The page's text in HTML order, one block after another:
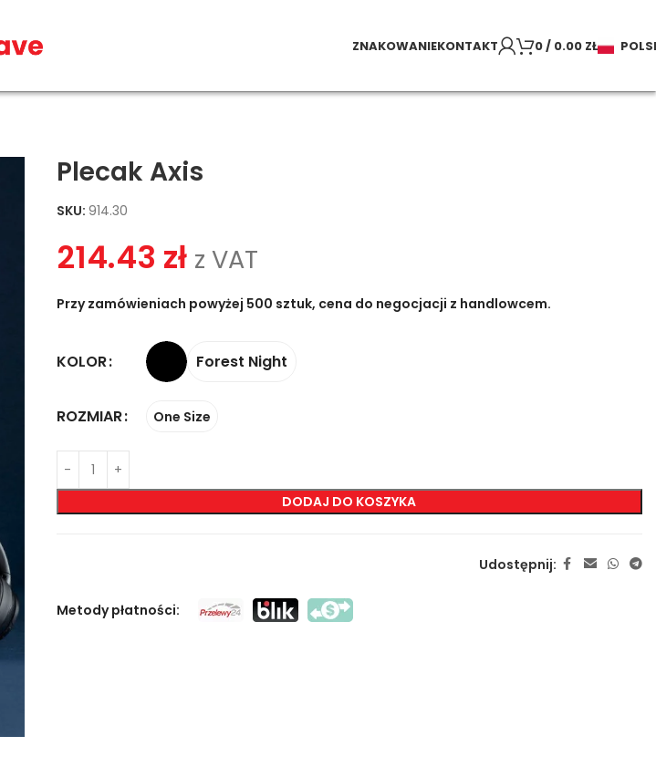
ZNAKOWANIE
Sitodruk Transferowy
KONTAKT 0/ 0.00 ZŁ
Plecak Axis
SKU: 914.30
214.43 zł z VAT
Przy zamówieniach powyżej 500 sztuk, cena do negocjacji z handlowcem.
KOLOR Forest Night
ROZMIAR One Size
DODAJ DO KOSZYKA
Udostępnij:
Metody płatności: